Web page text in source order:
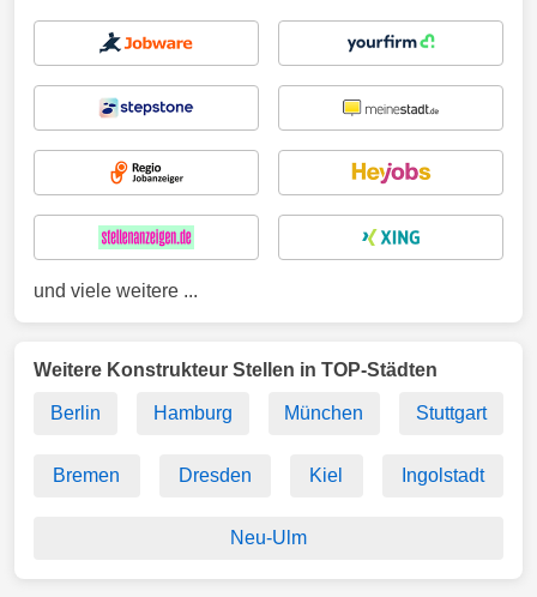
und viele weitere ...
Weitere Konstrukteur Stellen in TOP-Städten
Berlin Hamburg München Stuttgart
Bremen Dresden Kiel Ingolstadt
Neu-Ulm